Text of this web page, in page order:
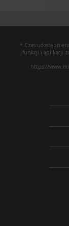
* Czas
funkcji i aplikacji
https://